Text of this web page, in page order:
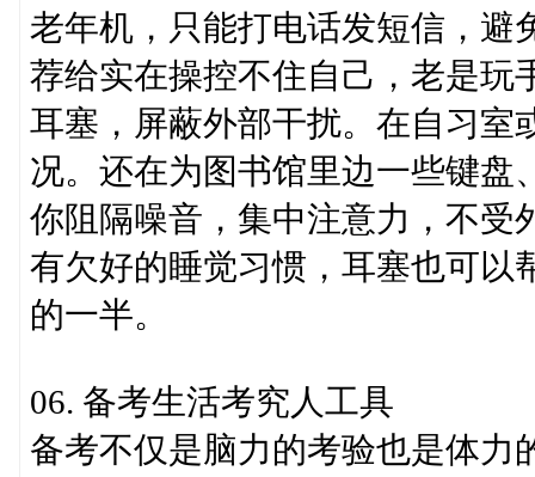
老年机，只能打电话发短信，避
荐给实在操控不住自己，老是玩
耳塞，屏蔽外部干扰。在自习室
况。还在为图书馆里边一些键盘
你阻隔噪音，集中注意力，不受
有欠好的睡觉习惯，耳塞也可以
的一半。
06. 备考生活考究人工具
备考不仅是脑力的考验也是体力